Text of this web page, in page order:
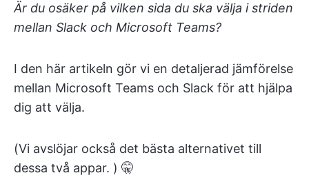
Är du osäker på vilken sida du ska välja i striden
mellan Slack och Microsoft Teams?
I den här artikeln gör vi en detaljerad jämförelse
mellan Microsoft Teams och Slack för att hjälpa
dig att välja.
(Vi avslöjar också det bästa alternativet till
dessa två appar. ) 🤫